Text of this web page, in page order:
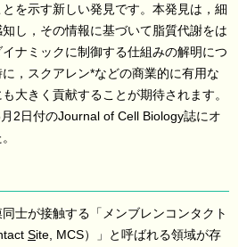
を示す新しい発見です。本発見は，細
し，その情報に基づいて脂質代謝をは
ナミックに制御する仕組みの解明につ
，スクアレン*などの商業的に有用な
大きく貢献することが期待されます。
2日付のJournal of Cell Biology誌にオ
士が接触する「メンブレンコンタクト
Site, MCS）」と呼ばれる領域が存